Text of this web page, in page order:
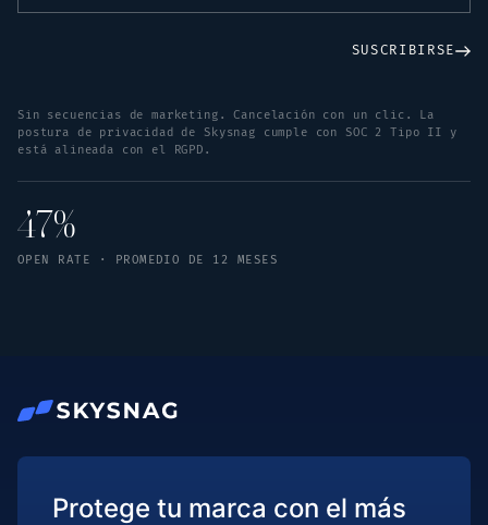
SUSCRIBIRSE
Sin secuencias de marketing. Cancelación con un clic. La
postura de privacidad de Skysnag cumple con SOC 2 Tipo II y
está alineada con el RGPD.
47%
OPEN RATE · PROMEDIO DE 12 MESES
Protege tu marca con el más